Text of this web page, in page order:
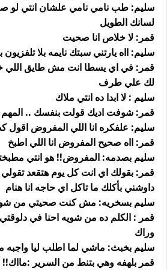
سليم: طب نامي نامي علشان انتي
لسانك الطويل
قمر: لا خلاص انا صحيت
سليم: ااه يارتني سبتك نايمه بلا
قمر: في اي يسطا انت مش طايق اللي
لك علي طرف
سليم : لا ابدا ده انتي ملاك
قمر: شوفت اديك قولت بنفسك .. المهم
سليم: علفكره انا اللي المفروض اقول
قمر: ااه صحيح المفروض انا اللي اطبخ
سليم بصدمه: المفروض!! هو انتي
قمر: بقولك اي انت كل يوم هتقعد
داوشني بأكلك ما تاكل اي حاجه انا هنام
سليم بسخريه: مش كنت صحيتي من
قمر : الكلم ده من شويه احنا في دلوقتي
وراك
سليم بخبث: ماشي لما اطلب ليا واجبه
قمر بلهفه وهي بتنط من السرير :مااك!!